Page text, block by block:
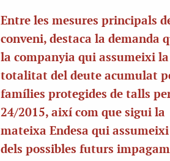
Entre les mesures principals
conveni, destaca la demanda
la companyia qui assumeixi la
totalitat del deute acumulat
famílies protegides de talls
24/2015, així com que sigui la
mateixa Endesa qui
dels possibles futurs